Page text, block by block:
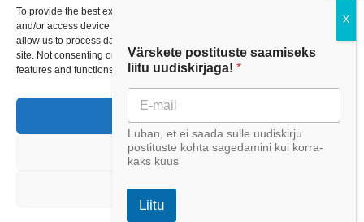
To provide the best experiences, we use technologies like cookies to store
and/or access device information. Consenting to these technologies will
allow us to process data such as browsing behavior or unique IDs on this
site. Not consenting or withdrawing consent, may adversely affect certain
features and functions.
DENY
VIEW PREFERENCES
märts 2022
Kategooriad
© 2026 Tark Raha. All rights reserved.
Värskete postituste saamiseks
liitu uudiskirjaga! *
Luban, et ei saada sulle uudiskirju
postituste kohta sagedamini kui korra-
kaks kuus
Liitu